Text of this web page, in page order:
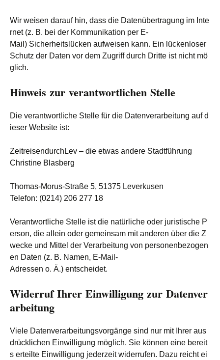
Wir weisen darauf hin, dass die Datenübertragung im Inte
rnet (z. B. bei der Kommunikation per E-
Mail) Sicherheitslücken aufweisen kann. Ein lückenloser
Schutz der Daten vor dem Zugriff durch Dritte ist nicht mö
glich.
Hinweis zur verantwortlichen Stelle
Die verantwortliche Stelle für die Datenverarbeitung auf d
ieser Website ist:
ZeitreisendurchLev – die etwas andere Stadtführung
Christine Blasberg
Thomas-Morus-Straße 5, 51375 Leverkusen
Telefon: (0214) 206 277 18
Verantwortliche Stelle ist die natürliche oder juristische P
erson, die allein oder gemeinsam mit anderen über die Z
wecke und Mittel der Verarbeitung von personenbezogen
en Daten (z. B. Namen, E-Mail-
Adressen o. Ä.) entscheidet.
Widerruf Ihrer Einwilligung zur Datenver
arbeitung
Viele Datenverarbeitungsvorgänge sind nur mit Ihrer aus
drücklichen Einwilligung möglich. Sie können eine bereit
s erteilte Einwilligung jederzeit widerrufen. Dazu reicht ei